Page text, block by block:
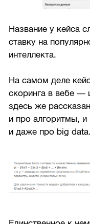
Название у кейса
ставку на
интеллекта.
На самом деле
скоринга в вебе —
здесь же
и про алгоритмы,
и даже про big data.